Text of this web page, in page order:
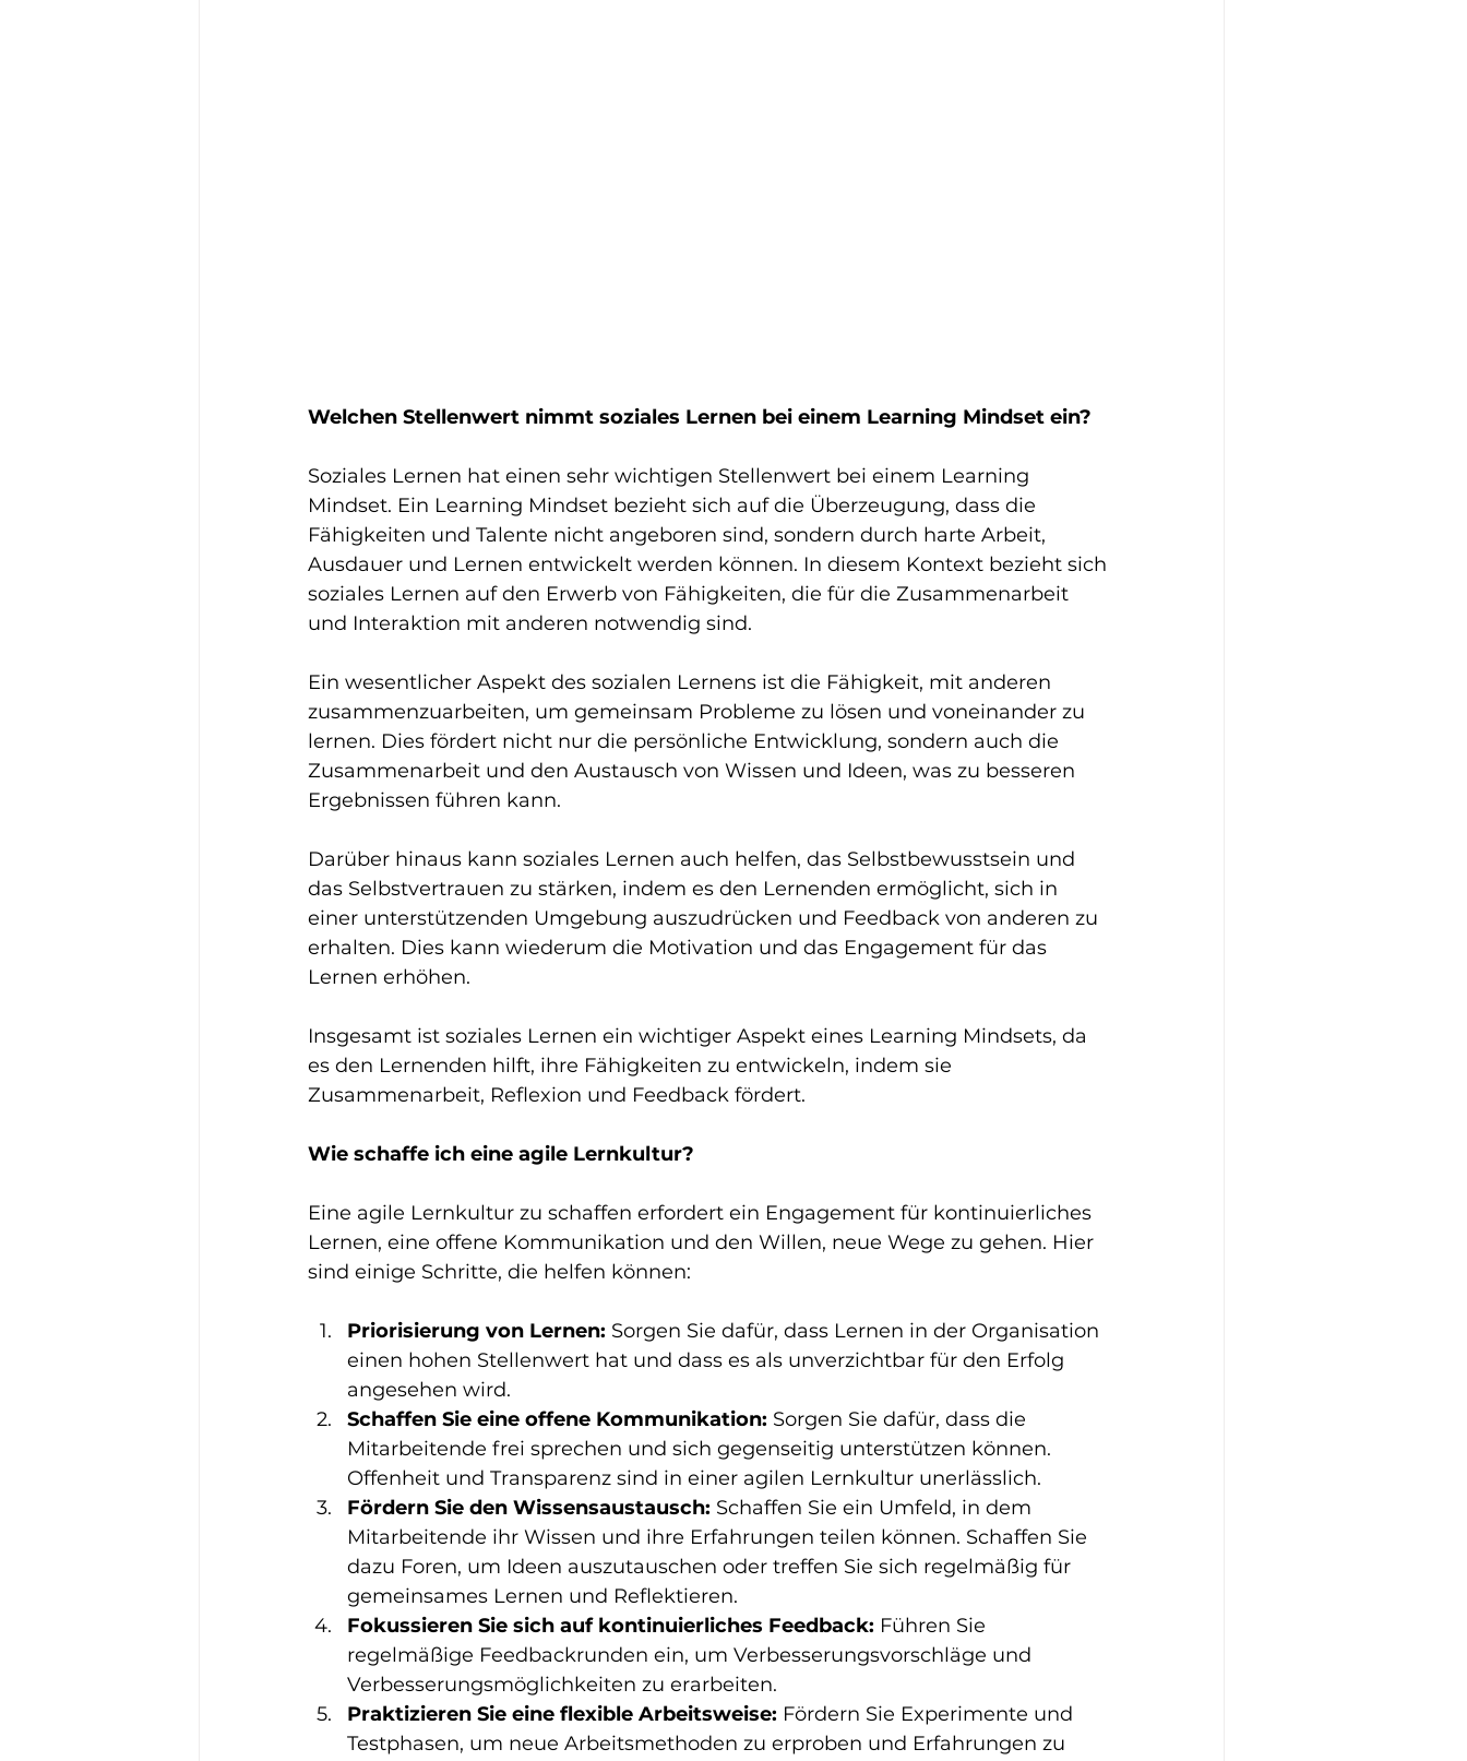
Welchen Stellenwert nimmt soziales Lernen bei einem Learning Mindset ein?
Soziales Lernen hat einen sehr wichtigen Stellenwert bei einem Learning
Mindset. Ein Learning Mindset bezieht sich auf die Überzeugung, dass die
Fähigkeiten und Talente nicht angeboren sind, sondern durch harte Arbeit,
Ausdauer und Lernen entwickelt werden können. In diesem Kontext bezieht sich
soziales Lernen auf den Erwerb von Fähigkeiten, die für die Zusammenarbeit
und Interaktion mit anderen notwendig sind.
Ein wesentlicher Aspekt des sozialen Lernens ist die Fähigkeit, mit anderen
zusammenzuarbeiten, um gemeinsam Probleme zu lösen und voneinander zu
lernen. Dies fördert nicht nur die persönliche Entwicklung, sondern auch die
Zusammenarbeit und den Austausch von Wissen und Ideen, was zu besseren
Ergebnissen führen kann.
Darüber hinaus kann soziales Lernen auch helfen, das Selbstbewusstsein und
das Selbstvertrauen zu stärken, indem es den Lernenden ermöglicht, sich in
einer unterstützenden Umgebung auszudrücken und Feedback von anderen zu
erhalten. Dies kann wiederum die Motivation und das Engagement für das
Lernen erhöhen.
Insgesamt ist soziales Lernen ein wichtiger Aspekt eines Learning Mindsets, da
es den Lernenden hilft, ihre Fähigkeiten zu entwickeln, indem sie
Zusammenarbeit, Reflexion und Feedback fördert.
Wie schaffe ich eine agile Lernkultur?
Eine agile Lernkultur zu schaffen erfordert ein Engagement für kontinuierliches
Lernen, eine offene Kommunikation und den Willen, neue Wege zu gehen. Hier
sind einige Schritte, die helfen können:
Priorisierung von Lernen: Sorgen Sie dafür, dass Lernen in der Organisation
einen hohen Stellenwert hat und dass es als unverzichtbar für den Erfolg
angesehen wird.
Schaffen Sie eine offene Kommunikation: Sorgen Sie dafür, dass die
Mitarbeitende frei sprechen und sich gegenseitig unterstützen können.
Offenheit und Transparenz sind in einer agilen Lernkultur unerlässlich.
Fördern Sie den Wissensaustausch: Schaffen Sie ein Umfeld, in dem
Mitarbeitende ihr Wissen und ihre Erfahrungen teilen können. Schaffen Sie
dazu Foren, um Ideen auszutauschen oder treffen Sie sich regelmäßig für
gemeinsames Lernen und Reflektieren.
Fokussieren Sie sich auf kontinuierliches Feedback: Führen Sie
regelmäßige Feedbackrunden ein, um Verbesserungsvorschläge und
Verbesserungsmöglichkeiten zu erarbeiten.
Praktizieren Sie eine flexible Arbeitsweise: Fördern Sie Experimente und
Testphasen, um neue Arbeitsmethoden zu erproben und Erfahrungen zu